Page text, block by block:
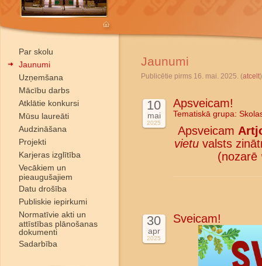
Par skolu
Jaunumi
Uzņemšana
Mācību darbs
Atklātie konkursi
Mūsu laureāti
Audzināšana
Projekti
Karjeras izglītība
Vecākiem un
pieaugušajiem
Datu drošība
Publiskie iepirkumi
Normatīvie akti un
attīstības plānošanas
dokumenti
Sadarbība
Jaunumi
Publicētie pirms 16. mai. 2025. (atcelt)
10
mai
2025
Apsveicam!
Tematiskā grupa:
Apsveicam
vietuvalsts
(nozarē
30
apr
2025
Sveicam!